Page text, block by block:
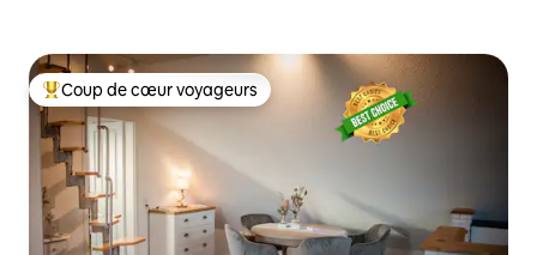
Coups de cœur voyageurs les plus appréciés
Coup de cœur voyageurs